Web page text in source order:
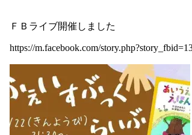
ＦＢライブ開催しました
https://m.facebook.com/